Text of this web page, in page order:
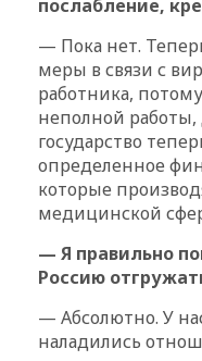
послабление,
— Пока нет.
меры в связи с
работника,
неполной
государство
определенное
которые
медицинской
— Я правильно
Россию
— Абсолютно. У
наладились